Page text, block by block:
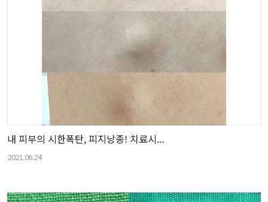
내 피부의 시한폭탄, 피지낭종! 치료시...
2021.06.24